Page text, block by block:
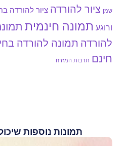
שמן ציור להורדה ציור להורדה
ורוגע תמונה חינמית
להורדה תמונה להורדה
חינם תרבות המזרח
תמונות נוספות